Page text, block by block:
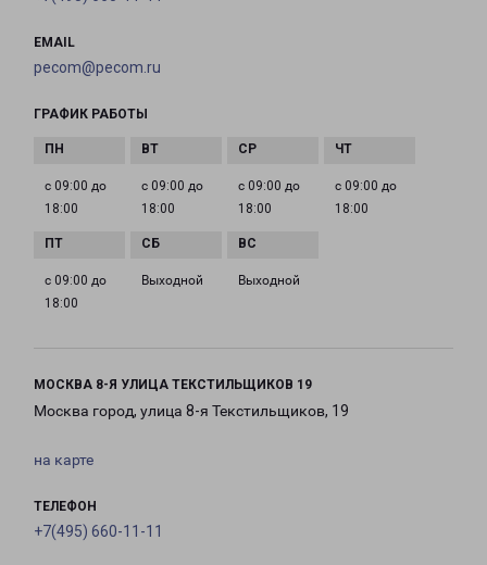
EMAIL
pecom@pecom.ru
ГРАФИК РАБОТЫ
с 09:00 до
18:00
с 09:00 до
18:00
с 09:00 до
18:00
с 09:00 до
18:00
с 09:00 до
18:00
Выходной Выходной
МОСКВА 8-Я УЛИЦА ТЕКСТИЛЬЩИКОВ 19
Москва город, улица 8-я Текстильщиков, 19
на карте
ТЕЛЕФОН
+7(495) 660-11-11